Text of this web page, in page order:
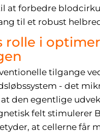
at forbedre
til et robust
rolle i
tilgange
- det
den egentlige
felt stimulerer
at cellerne får